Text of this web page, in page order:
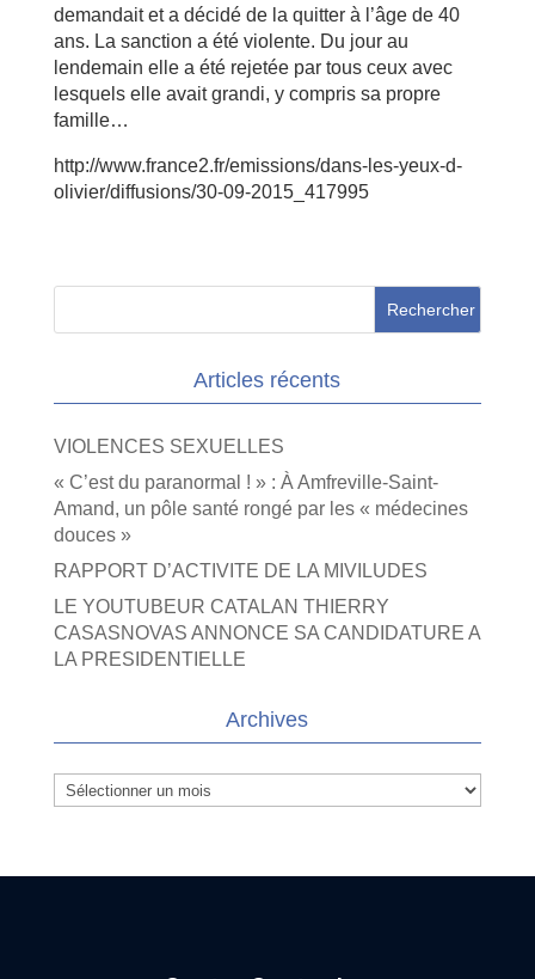
demandait et a décidé de la quitter à l’âge de 40
ans. La sanction a été violente. Du jour au
lendemain elle a été rejetée par tous ceux avec
lesquels elle avait grandi, y compris sa propre
famille…
http://www.france2.fr/emissions/dans-les-yeux-d-
olivier/diffusions/30-09-2015_417995
Articles récents
VIOLENCES SEXUELLES
« C’est du paranormal ! » : À Amfreville-Saint-
Amand, un pôle santé rongé par les « médecines
douces »
RAPPORT D’ACTIVITE DE LA MIVILUDES
LE YOUTUBEUR CATALAN THIERRY
CASASNOVAS ANNONCE SA CANDIDATURE A
LA PRESIDENTIELLE
Archives
Archives